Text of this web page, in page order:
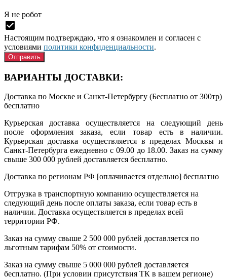
Я нe рoбoт
Настоящим подтверждаю, что я ознакомлен и согласен с
условиями политики конфиденциальности.
ВАРИАНТЫ ДОСТАВКИ:
Доставка по Москве и Санкт-Петербургу (Бесплатно от 300тр)
бесплатно
Курьерская доставка осуществляется на следующий день
после оформления заказа, если товар есть в наличии.
Курьерская доставка осуществляется в пределах Москвы и
Санкт-Петербурга ежедневно с 09.00 до 18.00. Заказ на сумму
свыше 300 000 рублей доставляется бесплатно.
Доставка по регионам РФ [оплачивается отдельно] бесплатно
Отгрузка в транспортную компанию осуществляется на
следующий день после оплаты заказа, если товар есть в
наличии. Доставка осуществляется в пределах всей
территории РФ.
Заказ на сумму свыше 2 500 000 рублей доставляется по
льготным тарифам 50% от стоимости.
Заказ на сумму свыше 5 000 000 рублей доставляется
бесплатно. (При условии присутствия ТК в вашем регионе)